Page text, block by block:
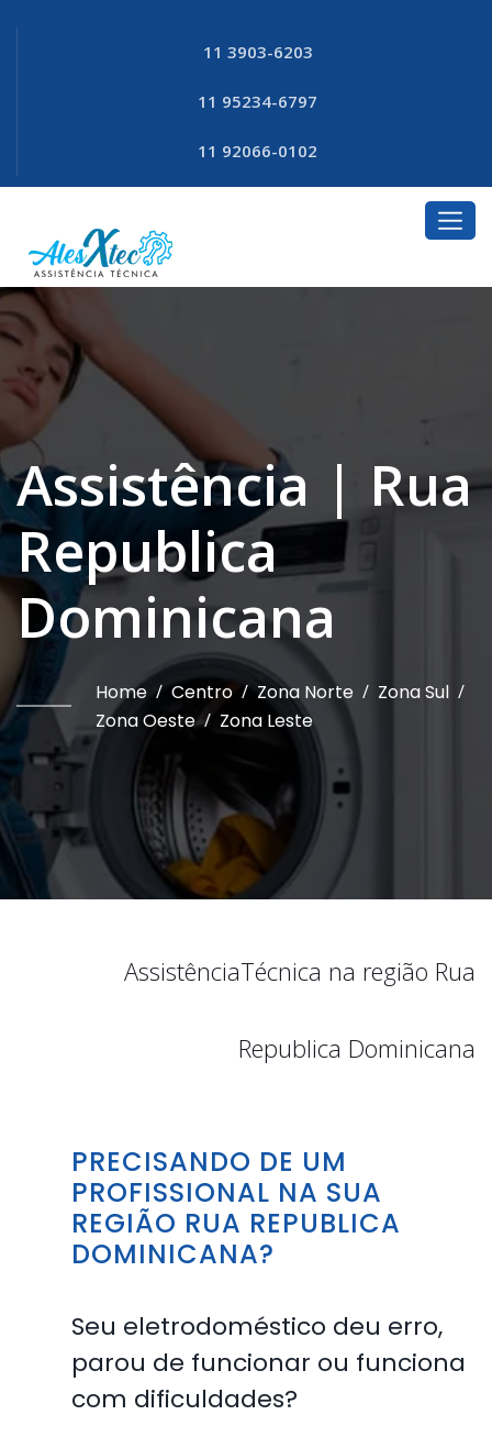
11 3903-6203
11 95234-6797
11 92066-0102
Assistência | Rua
Republica
Dominicana
Home / Centro / Zona Norte / Zona Sul /
Zona Oeste / Zona Leste
AssistênciaTécnica na região Rua
Republica Dominicana
PRECISANDO DE UM
PROFISSIONAL NA SUA
REGIÃO RUA REPUBLICA
DOMINICANA?
Seu eletrodoméstico deu erro,
parou de funcionar ou funciona
com dificuldades?